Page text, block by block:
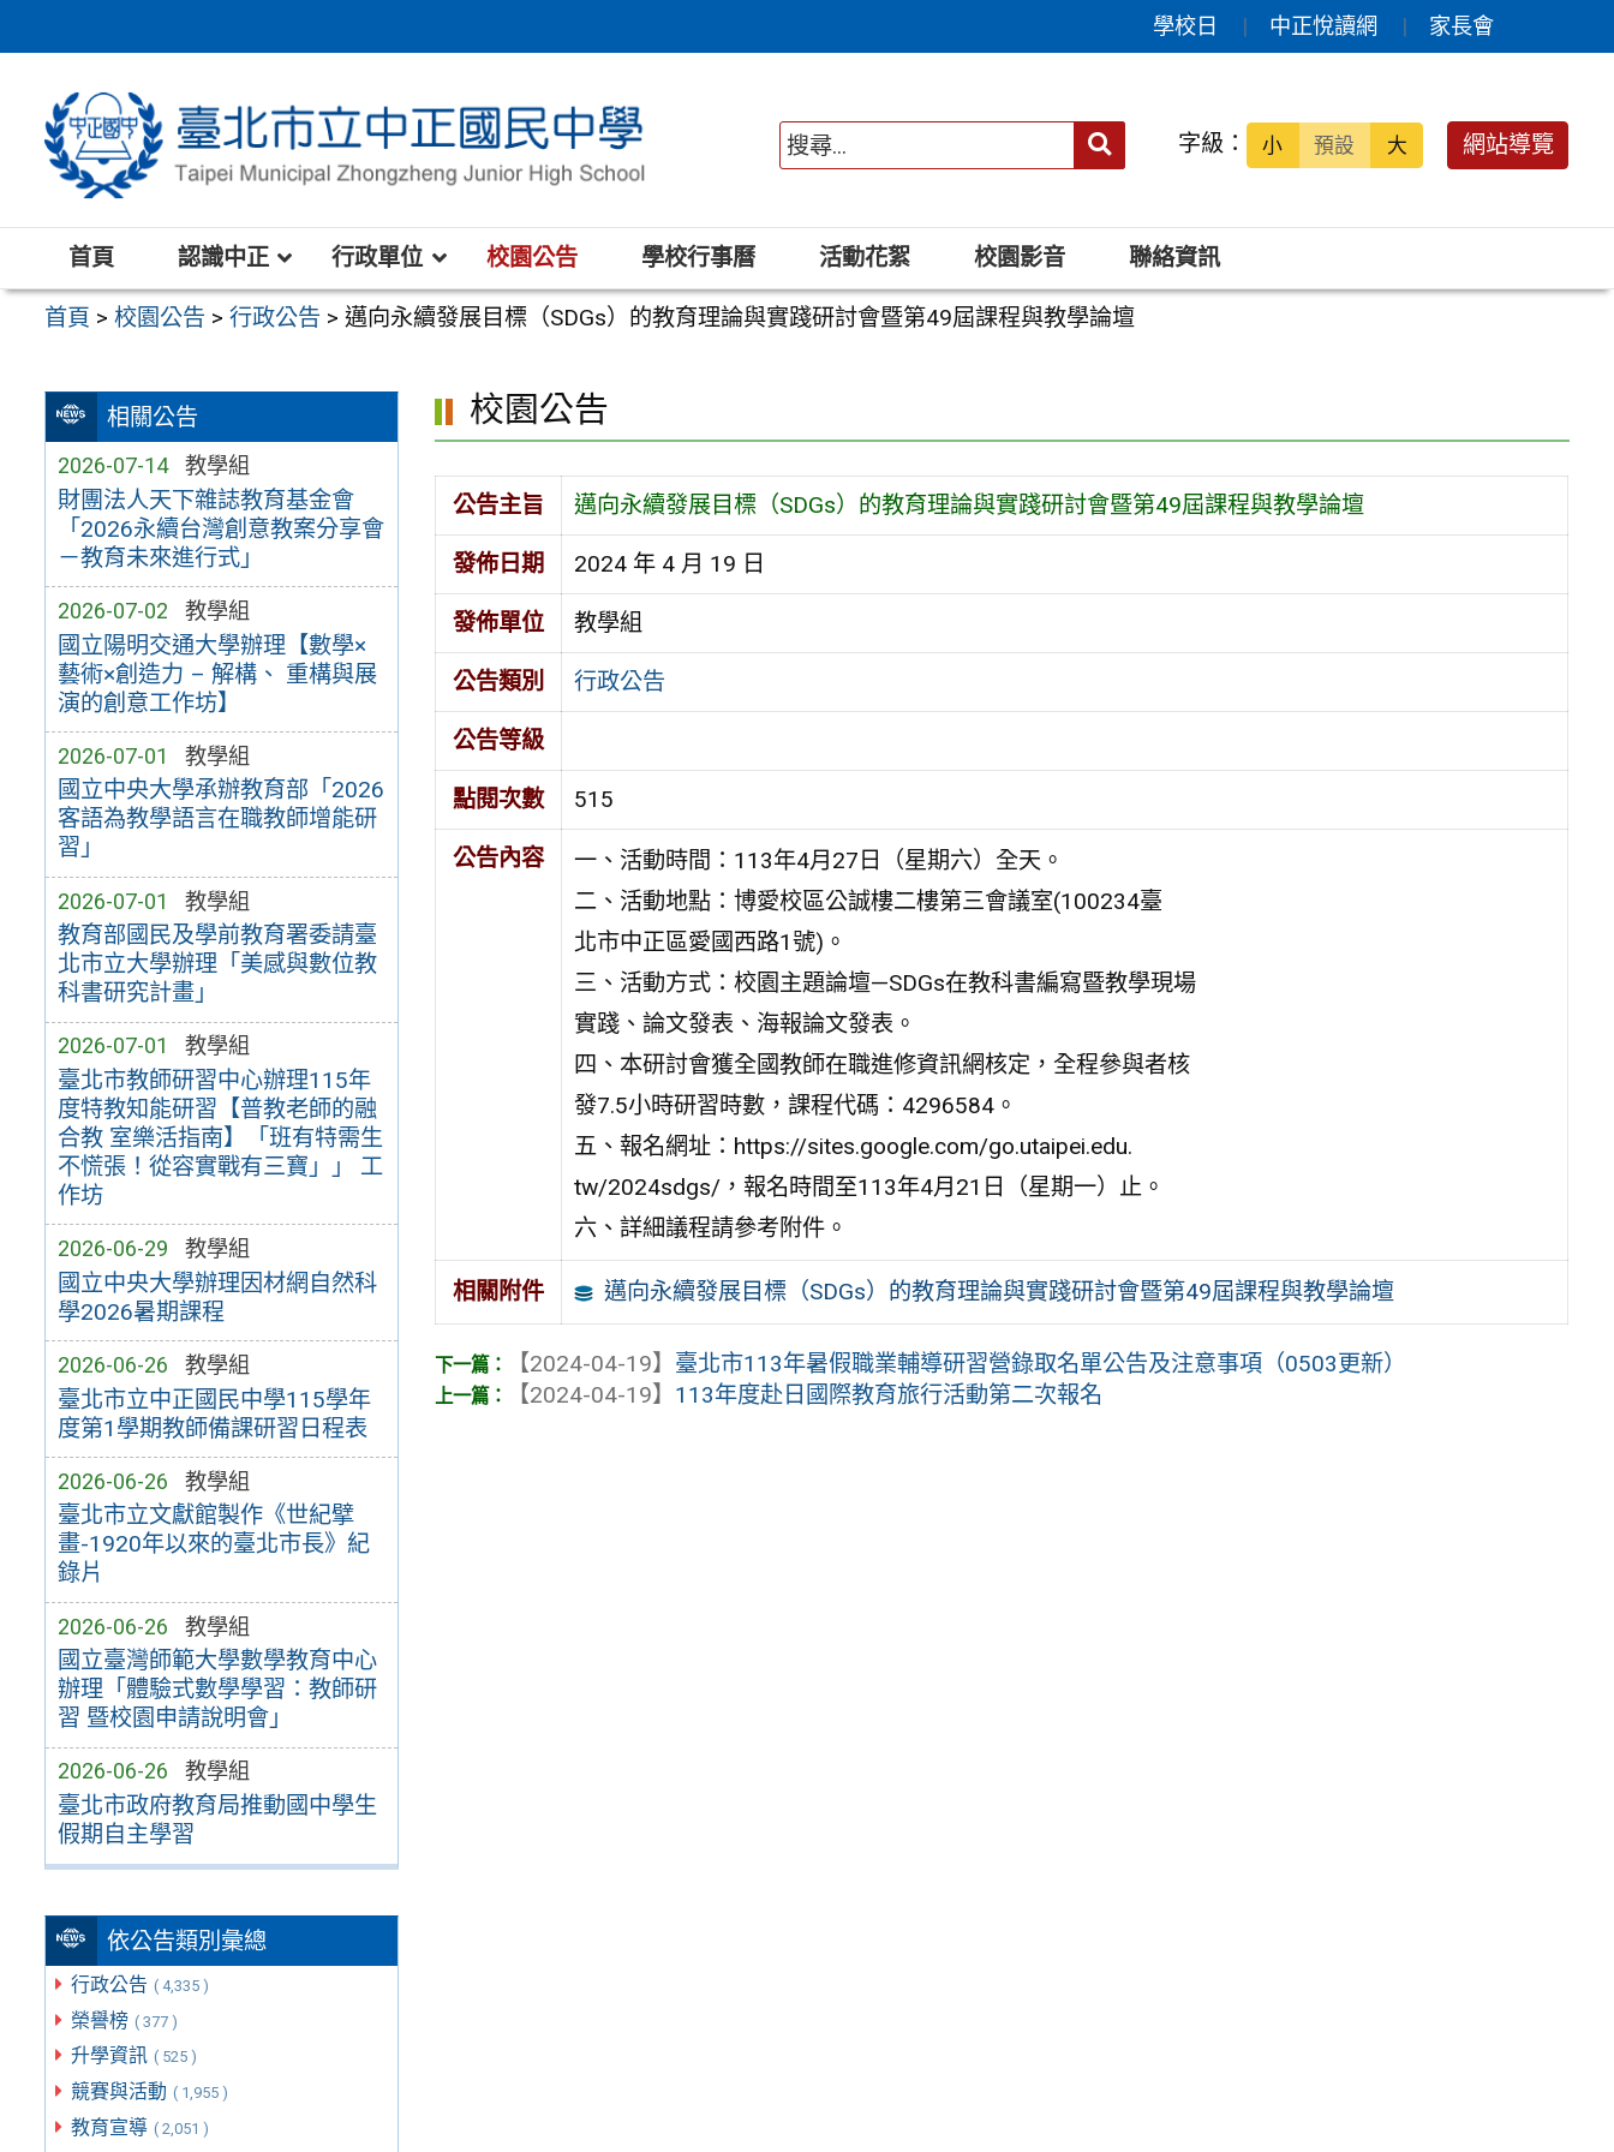
至
區
學校日 中正悅讀網 家長會
送出 字級： 小 預設 大 網站導覽
首頁 認識中正 行政單位 校園公告 學校行事曆 活動花絮 校園影音 聯絡資訊
首頁 >校園公告 >行政公告 >邁向永續發展目標（SDGs）的教育理論與實踐研討會暨第49屆課程與教學論壇
相關公告
2026-07-14 教學組
財團法人天下雜誌教育基金會
「2026永續台灣創意教案分享會
－教育未來進行式」
2026-07-02 教學組
國立陽明交通大學辦理【數學×
藝術×創造力 – 解構、 重構與展
演的創意工作坊】
2026-07-01 教學組
國立中央大學承辦教育部「2026
客語為教學語言在職教師增能研
習」
2026-07-01 教學組
教育部國民及學前教育署委請臺
北市立大學辦理「美感與數位教
科書研究計畫」
2026-07-01 教學組
臺北市教師研習中心辦理115年
度特教知能研習【普教老師的融
合教 室樂活指南】「班有特需生
不慌張！從容實戰有三寶」」 工
作坊
2026-06-29 教學組
國立中央大學辦理因材網自然科
學2026暑期課程
2026-06-26 教學組
臺北市立中正國民中學115學年
度第1學期教師備課研習日程表
2026-06-26 教學組
臺北市立文獻館製作《世紀擘
畫-1920年以來的臺北市長》紀
錄片
2026-06-26 教學組
國立臺灣師範大學數學教育中心
辦理「體驗式數學學習：教師研
習 暨校園申請說明會」
2026-06-26 教學組
臺北市政府教育局推動國中學生
假期自主學習
依公告類別彙總
行政公告 ( 4,335 )
榮譽榜 ( 377 )
升學資訊 ( 525 )
競賽與活動 ( 1,955 )
教育宣導 ( 2,051 )
校園公告
公告主旨 邁向永續發展目標（SDGs）的教育理論與實踐研討會暨第49屆課程與教學論壇
發佈日期 2024 年 4 月 19 日
發佈單位 教學組
公告類別 行政公告
公告等級
點閱次數 515
公告內容
一、活動時間：113年4月27日（星期六）全天。
二、活動地點：博愛校區公誠樓二樓第三會議室(100234臺
北市中正區愛國西路1號)。
三、活動方式：校園主題論壇—SDGs在教科書編寫暨教學現場
實踐、論文發表、海報論文發表。
四、本研討會獲全國教師在職進修資訊網核定，全程參與者核
發7.5小時研習時數，課程代碼：4296584。
五、報名網址：https://sites.google.com/go.utaipei.edu.
tw/2024sdgs/，報名時間至113年4月21日（星期一）止。
六、詳細議程請參考附件。
相關附件 邁向永續發展目標（SDGs）的教育理論與實踐研討會暨第49屆課程與教學論壇
【2024-04-19】 臺北市113年暑假職業輔導研習營錄取名單公告及注意事項（0503更新）
【2024-04-19】 113年度赴日國際教育旅行活動第二次報名